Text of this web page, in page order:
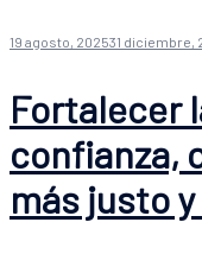
19 agosto, 202531 diciembre,
Fortalecer
confianza,
más justo